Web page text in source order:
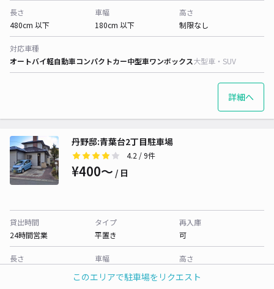
このエリアで駐車場をリクエスト
長さ
480cm 以下
車幅
180cm 以下
高さ
制限なし
対応車種
オートバイ軽自動車コンパクトカー中型車ワンボックス大型車・SUV
詳細へ
丹野邸:青葉台2丁目駐車場
4.2 / 9件
¥400〜 / 日
貸出時間
24時間営業
タイプ
平置き
再入庫
可
長さ
車幅
180cm 以下
高さ